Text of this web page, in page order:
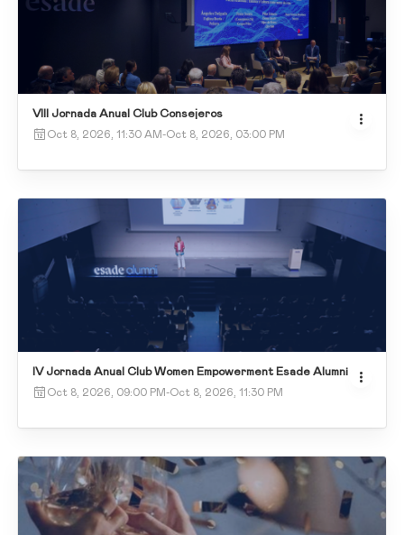
VIII Jornada Anual Club Consejeros
Oct 8, 2026, 11:30 AM-Oct 8, 2026, 03:00 PM
IV Jornada Anual Club Women Empowerment Esade Alumni
Oct 8, 2026, 09:00 PM-Oct 8, 2026, 11:30 PM